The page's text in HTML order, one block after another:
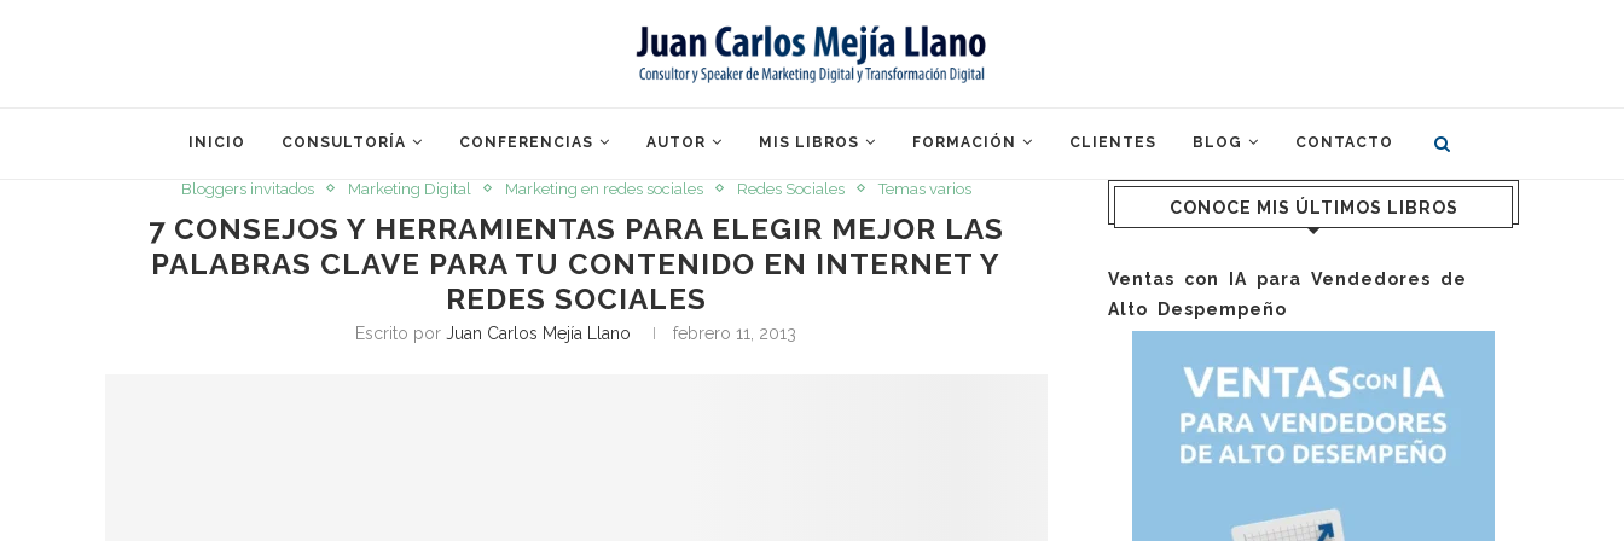
INICIO CONSULTORÍA CONFERENCIAS AUTOR MIS LIBROS FORMACIÓN CLIENTES BLOG CONTACTO
Bloggers invitados Marketing Digital Marketing en redes sociales Redes Sociales Temas varios
7 CONSEJOS Y HERRAMIENTAS PARA ELEGIR MEJOR LAS
PALABRAS CLAVE PARA TU CONTENIDO EN INTERNET Y
REDES SOCIALES
Escrito por Juan Carlos Mejía Llano febrero 11, 2013
CONOCE MIS ÚLTIMOS LIBROS
Ventas con IA para Vendedores de
Alto Despempeño